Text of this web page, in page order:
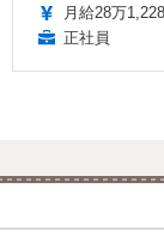
月給28万
正社員